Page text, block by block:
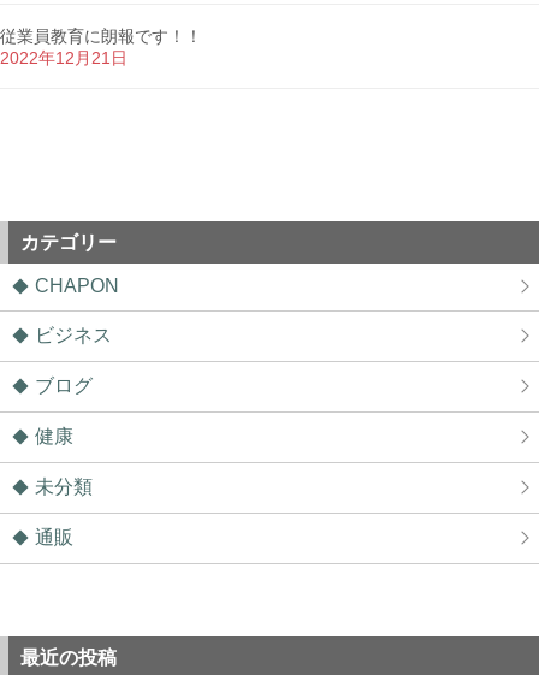
従業員教育に朗報です！！
2022年12月21日
カテゴリー
CHAPON
ビジネス
ブログ
健康
未分類
通販
最近の投稿